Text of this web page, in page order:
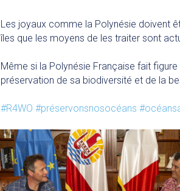
Les joyaux comme la Polynésie doivent
îles que les moyens de les traiter sont
Même si la Polynésie Française fait
préservation de sa biodiversité et de la
#R4WO #préservonsnosocéans